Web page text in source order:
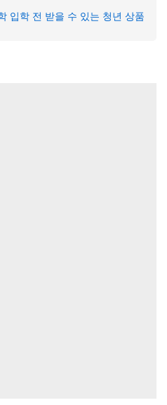
입학 전 받을 수 있는 청년 상품